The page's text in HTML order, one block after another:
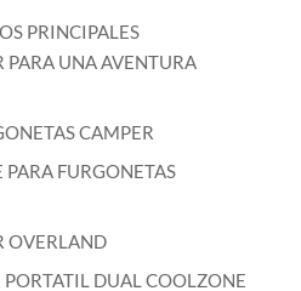
PRINCIPALES
PARA UNA AVENTURA
CAMPER
PARA FURGONETAS
OVERLAND
DUAL COOLZONE